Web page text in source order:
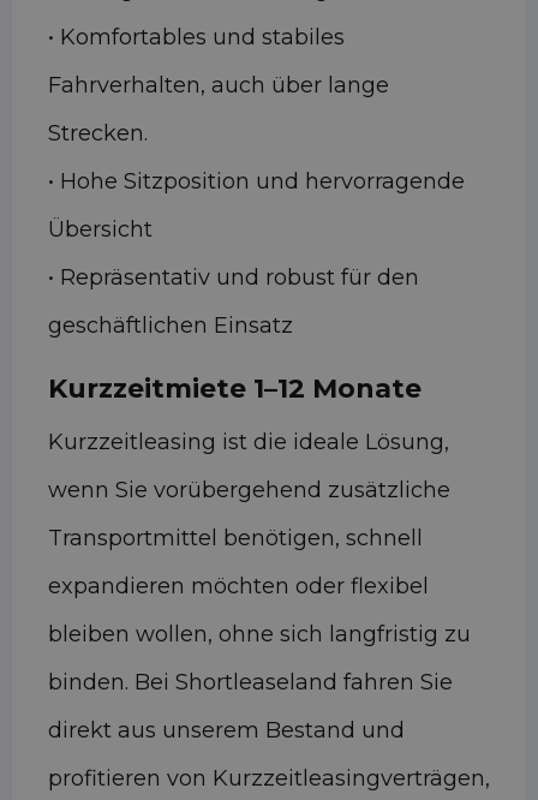
• Komfortables und stabiles
Fahrverhalten, auch über lange
Strecken.
• Hohe Sitzposition und hervorragende
Übersicht
• Repräsentativ und robust für den
geschäftlichen Einsatz
Kurzzeitmiete 1–12 Monate
Kurzzeitleasing ist die ideale Lösung,
wenn Sie vorübergehend zusätzliche
Transportmittel benötigen, schnell
expandieren möchten oder flexibel
bleiben wollen, ohne sich langfristig zu
binden. Bei Shortleaseland fahren Sie
direkt aus unserem Bestand und
profitieren von Kurzzeitleasingverträgen,